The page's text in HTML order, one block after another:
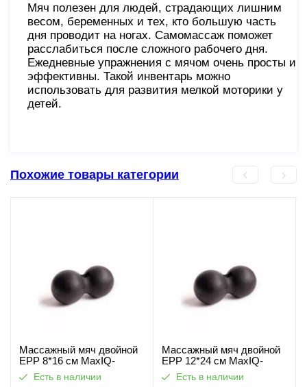
Мяч полезен для людей, страдающих лишним
весом, беременных и тех, кто большую часть
дня проводит на ногах. Самомассаж поможет
расслабиться после сложного рабочего дня.
Ежедневные упражнения с мячом очень просты и
эффективны. Такой инвентарь можно
использовать для развития мелкой моторики у
детей.
Похожие товары категории
Массажный мяч двойной
ЕРР 8*16 см MaxIQ-
MD1265В
Есть в наличии
Массажный мяч двойной
ЕРР 12*24 см MaxIQ-
MD1265А
Есть в наличии